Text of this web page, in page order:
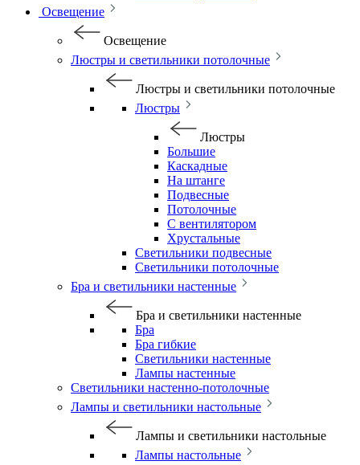
Освещение
Освещение
Люстры и светильники потолочные
Люстры и светильники потолочные
Люстры
Люстры
Большие
Каскадные
На штанге
Подвесные
Потолочные
С вентилятором
Хрустальные
Светильники подвесные
Светильники потолочные
Бра и светильники настенные
Бра и светильники настенные
Бра
Бра гибкие
Светильники настенные
Лампы настенные
Светильники настенно-потолочные
Лампы и светильники настольные
Лампы и светильники настольные
Лампы настольные